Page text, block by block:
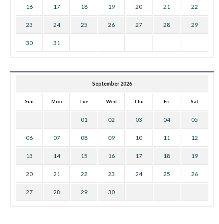
16 17 18 19 20 21 22
23 24 25 26 27 28 29
30 31
September 2026
Sun Mon Tue Wed Thu Fri Sat
01 02 03 04 05
06 07 08 09 10 11 12
13 14 15 16 17 18 19
20 21 22 23 24 25 26
27 28 29 30